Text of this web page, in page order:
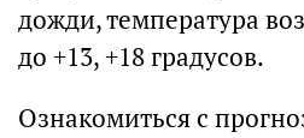
дожди, температура
до +13, +18 градусов.
Ознакомиться с